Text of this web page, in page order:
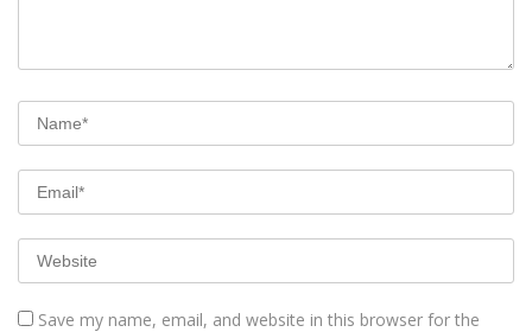
Save my name, email, and website in this browser for the